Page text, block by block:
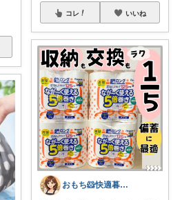
コレ いいね
おもち🐹快適暮らし🌸オリ写🪴